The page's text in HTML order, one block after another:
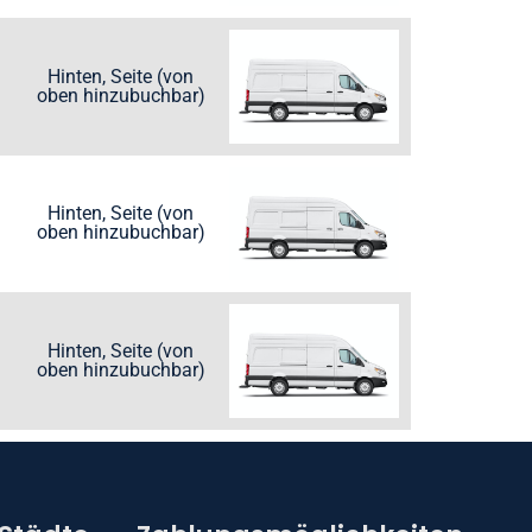
Hinten, Seite (von
oben hinzubuchbar)
Hinten, Seite (von
oben hinzubuchbar)
Hinten, Seite (von
oben hinzubuchbar)